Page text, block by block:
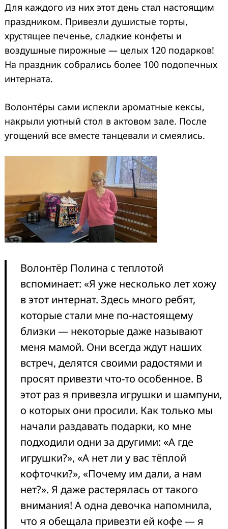
Для каждого из них этот день стал настоящим
праздником. Привезли душистые торты,
хрустящее печенье, сладкие конфеты и
воздушные пирожные — целых 120 подарков!
На праздник собрались более 100 подопечных
интерната.
Волонтёры сами испекли ароматные кексы,
накрыли уютный стол в актовом зале. После
угощений все вместе танцевали и смеялись.
Волонтёр Полина с теплотой
вспоминает: «Я уже несколько лет хожу
в этот интернат. Здесь много ребят,
которые стали мне по-настоящему
близки — некоторые даже называют
меня мамой. Они всегда ждут наших
встреч, делятся своими радостями и
просят привезти что-то особенное. В
этот раз я привезла игрушки и шампуни,
о которых они просили. Как только мы
начали раздавать подарки, ко мне
подходили одни за другими: «А где
игрушки?», «А нет ли у вас тёплой
кофточки?», «Почему им дали, а нам
нет?». Я даже растерялась от такого
внимания! А одна девочка напомнила,
что я обещала привезти ей кофе — я